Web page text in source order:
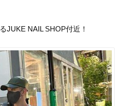
JUKE NAIL SHOP付近！